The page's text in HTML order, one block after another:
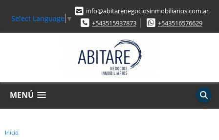
Select Language ▼
info@abitarenegociosinmobiliarios.com.ar
+543515937873
+543516576629
MENÚ
Inicio